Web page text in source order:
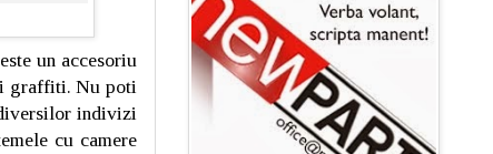
un accesoriu
graffiti. Nu poti
indivizi
cu camere